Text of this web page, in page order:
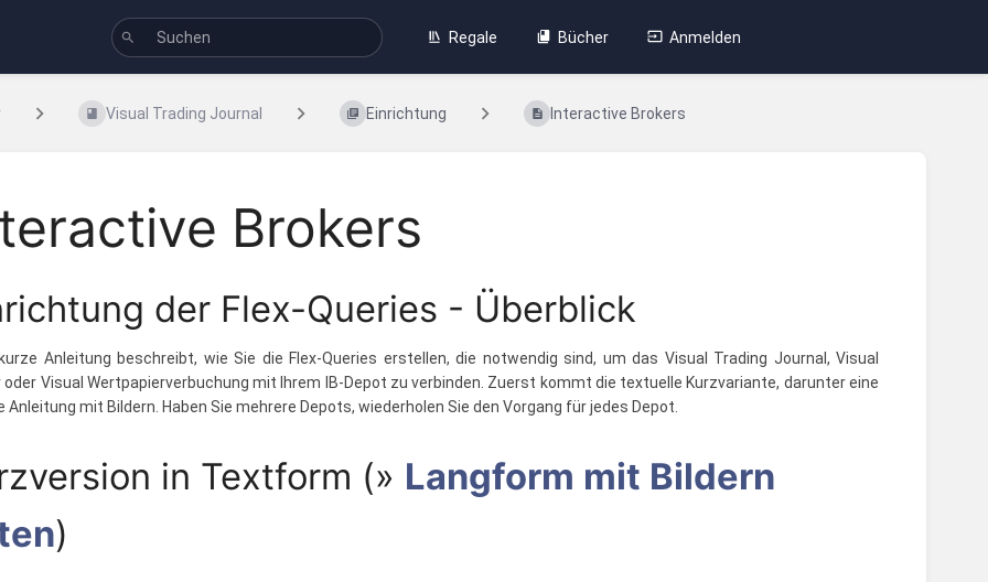
Regale Bücher Anmelden
Visual Trading Journal Einrichtung Interactive Brokers
Brokers
der Flex-Queries - Überblick
Anleitung beschreibt, wie Sie die Flex-Queries erstellen, die notwendig sind, um das Visual Trading Journal, Visual
oder Visual Wertpapierverbuchung mit Ihrem IB-Depot zu verbinden. Zuerst kommt die textuelle Kurzvariante, darunter eine
Anleitung mit Bildern. Haben Sie mehrere Depots, wiederholen Sie den Vorgang für jedes Depot.
in Textform (» Langform mit Bildern
)